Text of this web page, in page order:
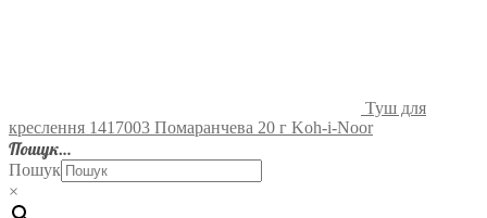
Туш для
креслення 1417003 Помаранчева 20 г Koh-i-Noor
Пошук…
Пошук
×